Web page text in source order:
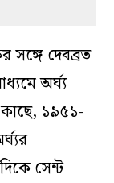
সঙ্গে দেবব্রত
অর্ঘ্য
১৯৫১-
সেন্ট